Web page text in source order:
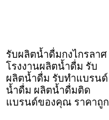
รับผลิตน้ำดื่มกงไกรลาศ
โรงงานผลิตน้ำดื่ม รับ
ผลิตน้ำดื่ม รับทำแบรนด์
น้ำดื่ม ผลิตน้ำดื่มติด
แบรนด์ของคุณ ราคาถูก